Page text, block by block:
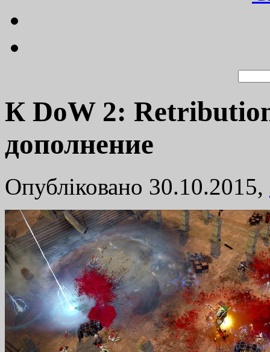
К DoW 2:
дополнение
Опубліковано 30.10.2015,